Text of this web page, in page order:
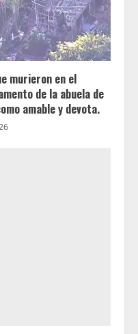
murieron en el
de la abuela de
amable y devota.